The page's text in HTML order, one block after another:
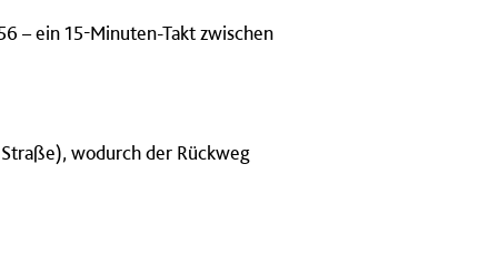
– ein 15-Minuten-Takt zwischen
wodurch der Rückweg